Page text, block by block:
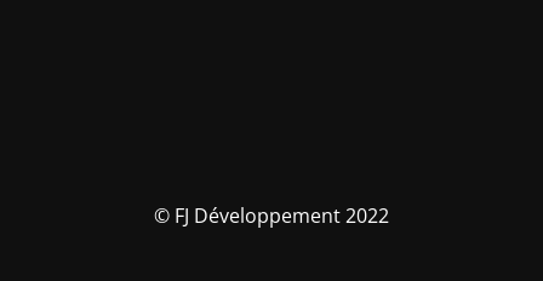
© FJ Développement 2022